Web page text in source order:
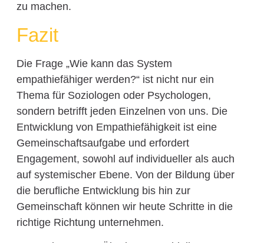
zu machen.
Fazit
Die Frage „Wie kann das System
empathiefähiger werden?“ ist nicht nur ein
Thema für Soziologen oder Psychologen,
sondern betrifft jeden Einzelnen von uns. Die
Entwicklung von Empathiefähigkeit ist eine
Gemeinschaftsaufgabe und erfordert
Engagement, sowohl auf individueller als auch
auf systemischer Ebene. Von der Bildung über
die berufliche Entwicklung bis hin zur
Gemeinschaft können wir heute Schritte in die
richtige Richtung unternehmen.